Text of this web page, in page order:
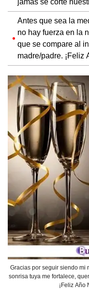
Antes que sea la
no hay fuerza en la
que se compare al
madre/padre. ¡Feliz
Gracias por seguir siendo mi
sonrisa tuya me fortalece,
¡Feliz Año